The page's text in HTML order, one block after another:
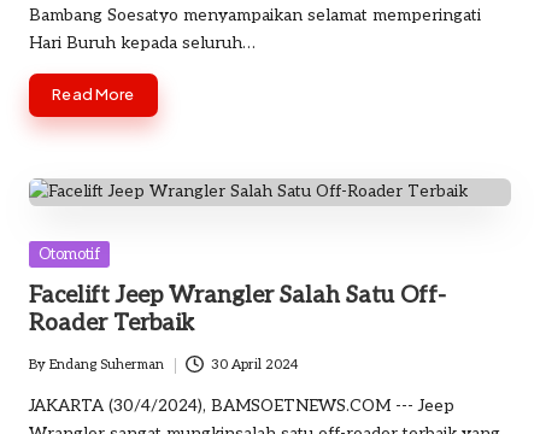
Bambang Soesatyo menyampaikan selamat memperingati
Hari Buruh kepada seluruh…
Read More
Posted
Otomotif
Facelift Jeep Wrangler Salah Satu Off-
Roader Terbaik
Posted
by
By Endang Suherman 30 April 2024
JAKARTA (30/4/2024), BAMSOETNEWS.COM --- Jeep